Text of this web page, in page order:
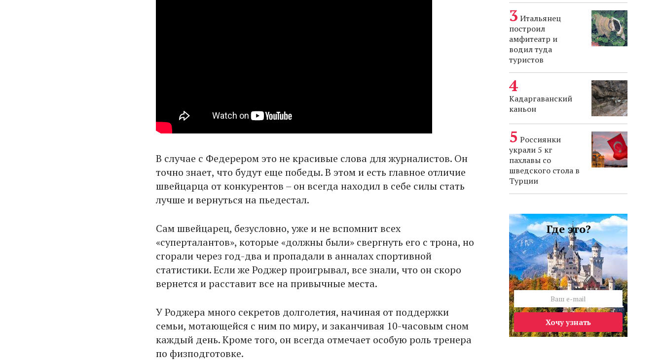
В случае с Федерером это не красивые слова для журналистов. Он
точно знает, что будут еще победы. В этом и есть главное отличие
швейцарца от конкурентов – он всегда находил в себе силы стать
лучше и вернуться на пьедестал.
Сам швейцарец, безусловно, уже и не вспомнит всех
«суперталантов», которые «должны были» свергнуть его с трона, но
сгорали через год-два и пропадали в анналах спортивной
статистики. Если же Роджер проигрывал, все знали, что он скоро
вернется и расставит все на привычные места.
У Роджера много секретов долголетия, начиная от поддержки
семьи, мотающейся с ним по миру, и заканчивая 10-часовым сном
каждый день. Кроме того, он всегда отмечает особую роль тренера
по физподготовке.
Итальянец
построил
амфитеатр и
водил туда
туристов
Кадаргаванский
каньон
Россиянки
украли 5 кг
пахлавы со
шведского стола в
Турции
Где это?
Хочу узнать